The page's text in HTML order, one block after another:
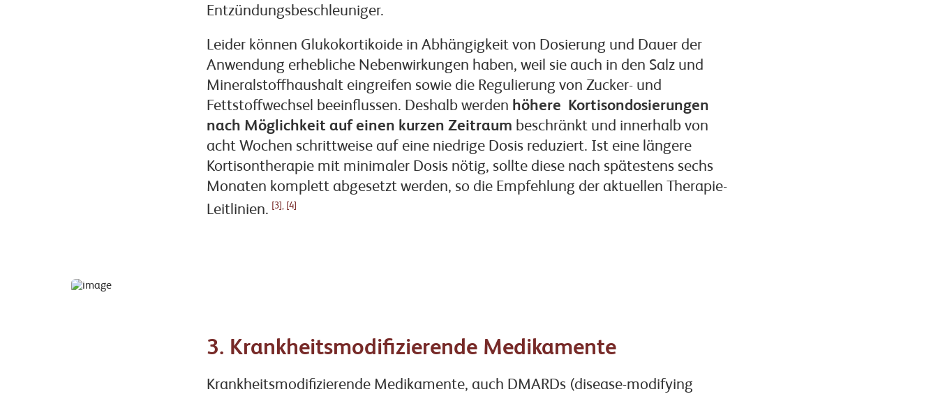
Entzündungsbeschleuniger.
Leider können Glukokortikoide in Abhängigkeit von Dosierung und Dauer der
Anwendung erhebliche Nebenwirkungen haben, weil sie auch in den Salz und
Mineralstoffhaushalt eingreifen sowie die Regulierung von Zucker- und
Fettstoffwechsel beeinflussen. Deshalb werden höhere Kortisondosierungen
nach Möglichkeit auf einen kurzen Zeitraum beschränkt und innerhalb von
acht Wochen schrittweise auf eine niedrige Dosis reduziert. Ist eine längere
Kortisontherapie mit minimaler Dosis nötig, sollte diese nach spätestens sechs
Monaten komplett abgesetzt werden, so die Empfehlung der aktuellen Therapie-
Leitlinien.
[3], [4]
3. Krankheitsmodifizierende Medikamente
Krankheitsmodifizierende Medikamente, auch DMARDs (disease-modifying